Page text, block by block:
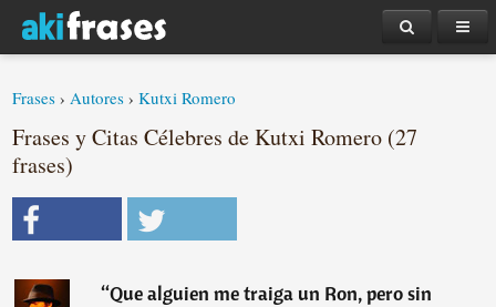
Frases ›Autores ›Kutxi Romero
Frases y Citas Célebres de Kutxi Romero (27
frases)
“Que alguien me traiga un Ron, pero sin